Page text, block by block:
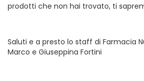
prodotti che non hai trovato, ti
Saluti e a presto lo staff di Farmacia
Marco e Giuseppina Fortini